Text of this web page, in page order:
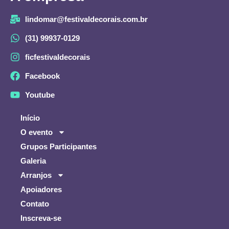
lindomar@festivaldecorais.com.br
(31) 99937-0129
ficfestivaldecorais
Facebook
Youtube
Início
O evento
Grupos Participantes
Galeria
Arranjos
Apoiadores
Contato
Inscreva-se